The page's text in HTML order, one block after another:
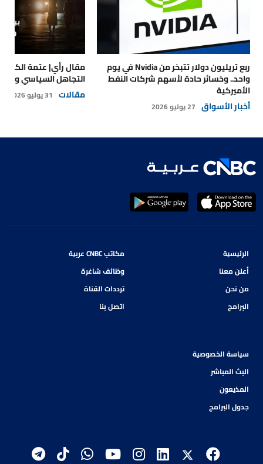
ربع تريليون دولار تتبخر من Nvidia في يوم
واحد.. وخسائر حادة لأسهم شركات النفط
الأميركية
أخبار الأسواق 27 يوليو 2026
مقال رأي| عتمة
التجاهل السياسي
مقالات 31 يوليو 2026
الرئيسية
أعلن معنا
من نحن
البرامج
مكاتب CNBC عربية
وظائف شاغرة
ترددات القناة
اتصل بنا
سياسة الخصوصية
البث المباشر
المذيعون
جدول البرامج